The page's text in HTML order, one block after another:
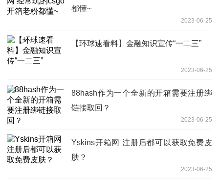
都懂~
2023-06-25
【环球速看料】金融知识宣传“一二三”
2023-06-25
88hash作为一个全新的开箱需要注册绑
链接取回？
2023-06-25
Yskins开箱网 注册后都可以获取免费皮
肤？
2023-06-25